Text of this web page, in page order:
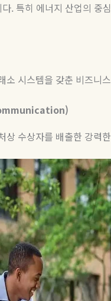
. 특히 에너지 산업의 중
소 시스템을 갖춘 비즈니
상 수상자를 배출한 강력